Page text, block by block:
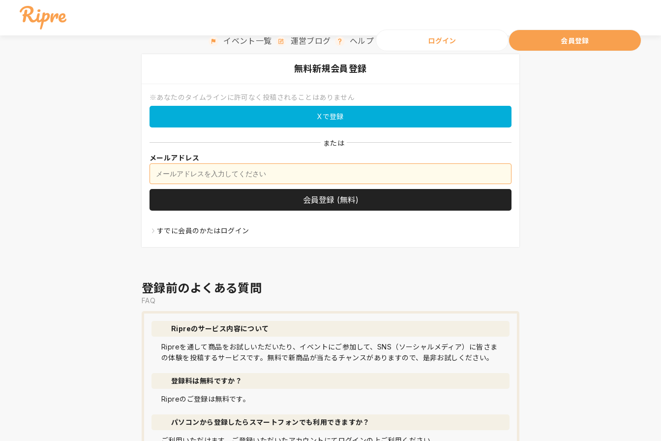
イベント一覧 運営ブログ ヘルプ ログイン 会員登録
無料新規会員登録
※あなたのタイムラインに許可なく投稿されることはありません
Xで登録
または
メールアドレス
会員登録 (無料)
すでに会員のかたはログイン
登録前のよくある質問
FAQ
Ripreのサービス内容について
Ripreを通して商品をお試しいただいたり、イベントにご参加して、SNS（ソーシャルメディア）に皆さま
の体験を投稿するサービスです。無料で新商品が当たるチャンスがありますので、是非お試しください。
登録料は無料ですか？
Ripreのご登録は無料です。
パソコンから登録したらスマートフォンでも利用できますか？